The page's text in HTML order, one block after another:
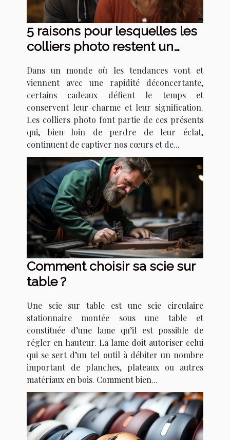
5 raisons pour lesquelles les
colliers photo restent un
cadeau intemporel
Dans un monde où les tendances vont et
viennent avec une rapidité déconcertante,
certains cadeaux défient le temps et
conservent leur charme et leur signification.
Les colliers photo font partie de ces présents
qui, bien loin de perdre de leur éclat,
continuent de captiver nos cœurs et de...
Comment choisir sa scie sur
table ?
Une scie sur table est une scie circulaire
stationnaire montée sous une table et
constituée d’une lame qu’il est possible de
régler en hauteur. La lame doit autoriser celui
qui se sert d’un tel outil à débiter un nombre
important de planches, plateaux ou autres
matériaux en bois. Comment bien...